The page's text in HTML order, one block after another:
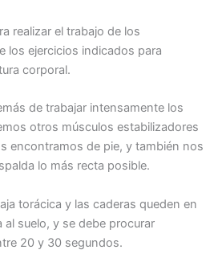
realizar el trabajo de los
los ejercicios indicados para
corporal.
de trabajar intensamente los
otros músculos estabilizadores
encontramos de pie, y también nos
lo más recta posible.
torácica y las caderas queden en
al suelo, y se debe procurar
20 y 30 segundos.